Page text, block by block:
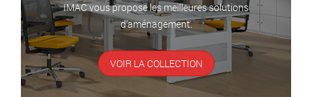
IMAC vous propose les meilleures solutions
d’aménagement.
VOIR LA COLLECTION